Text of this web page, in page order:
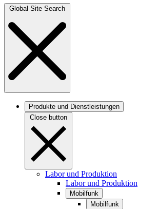
Global Site Search
Produkte und Dienstleistungen
Close button
Labor und Produktion
Labor und Produktion
Mobilfunk
Mobilfunk